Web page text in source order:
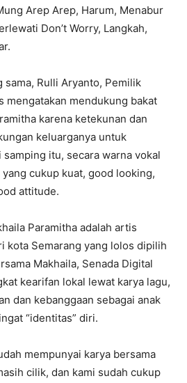
Arep Arep, Harum, Menabur
Don’t Worry, Langkah,
sama, Rulli Aryanto, Pemilik
mengatakan mendukung bakat
karena ketekunan dan
keluarganya untuk
itu, secara warna vokal
cukup kuat, good looking,
attitude.
Paramitha adalah artis
kota Semarang yang lolos dipilih
Makhaila, Senada Digital
kearifan lokal lewat karya lagu,
dan kebanggaan sebagai anak
“identitas” diri.
mempunyai karya bersama
cilik, dan kami sudah cukup